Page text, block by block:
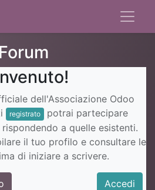
Forum
dell'Associazione Odoo
registrato
potrai partecipare
a quelle esistenti.
il tuo profilo e consultare le
di iniziare a scrivere.
Accedi